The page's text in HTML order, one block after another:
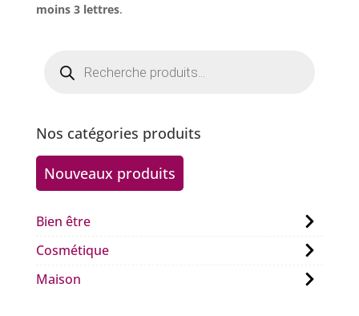
moins 3 lettres.
produits
Nos catégories produits
Nouveaux produits
Bien être
Cosmétique
Maison